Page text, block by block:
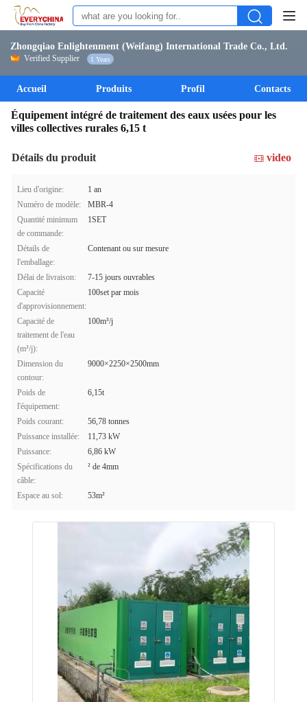
Zhongqiao Enlightenment (Weifang) International Trade Co., Ltd.
Verified Supplier 1 Years
Accueil Produits Profil Contacts
Équipement intégré de traitement des eaux usées pour les
villes collectives rurales 6,15 t
Détails du produit video
Lieu d'origine:
1 an
Numéro de modèle:
MBR-4
Quantité minimum
de commande:
1SET
Détails de
l'emballage:
Contenant ou sur mesure
Délai de livraison:
7-15 jours ouvrables
Capacité
d'approvisionnement:
100set par mois
Capacité de
traitement de l'eau
(m³/j):
100m³/j
Dimension du
contour:
9000×2250×2500mm
Poids de
l'équipement:
6,15t
Poids courant:
56,78 tonnes
Puissance installée:
11,73 kW
Puissance:
6,86 kW
Spécifications du
câble:
² de 4mm
Espace au sol: 53m²